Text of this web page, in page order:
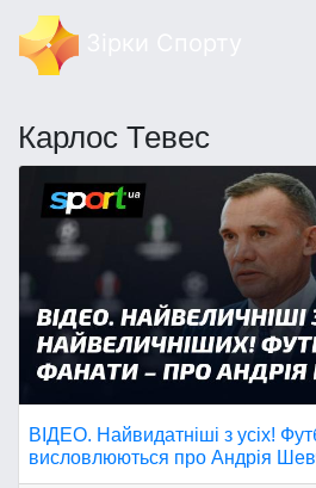
Карлос Тевес
ВІДЕО. Найвидатніші з усіх!
висловлюються про Андрія